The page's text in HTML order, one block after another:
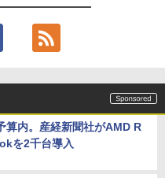
算内。産経新聞社がAMD R
を2千台導入